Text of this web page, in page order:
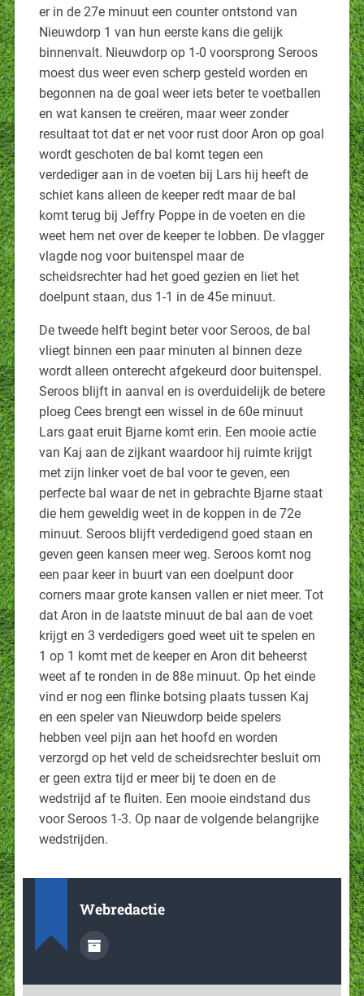
er in de 27e minuut een counter ontstond van
Nieuwdorp 1 van hun eerste kans die gelijk
binnenvalt. Nieuwdorp op 1-0 voorsprong Seroos
moest dus weer even scherp gesteld worden en
begonnen na de goal weer iets beter te voetballen
en wat kansen te creëren, maar weer zonder
resultaat tot dat er net voor rust door Aron op goal
wordt geschoten de bal komt tegen een
verdediger aan in de voeten bij Lars hij heeft de
schiet kans alleen de keeper redt maar de bal
komt terug bij Jeffry Poppe in de voeten en die
weet hem net over de keeper te lobben. De vlagger
vlagde nog voor buitenspel maar de
scheidsrechter had het goed gezien en liet het
doelpunt staan, dus 1-1 in de 45e minuut.
De tweede helft begint beter voor Seroos, de bal
vliegt binnen een paar minuten al binnen deze
wordt alleen onterecht afgekeurd door buitenspel.
Seroos blijft in aanval en is overduidelijk de betere
ploeg Cees brengt een wissel in de 60e minuut
Lars gaat eruit Bjarne komt erin. Een mooie actie
van Kaj aan de zijkant waardoor hij ruimte krijgt
met zijn linker voet de bal voor te geven, een
perfecte bal waar de net in gebrachte Bjarne staat
die hem geweldig weet in de koppen in de 72e
minuut. Seroos blijft verdedigend goed staan en
geven geen kansen meer weg. Seroos komt nog
een paar keer in buurt van een doelpunt door
corners maar grote kansen vallen er niet meer. Tot
dat Aron in de laatste minuut de bal aan de voet
krijgt en 3 verdedigers goed weet uit te spelen en
1 op 1 komt met de keeper en Aron dit beheerst
weet af te ronden in de 88e minuut. Op het einde
vind er nog een flinke botsing plaats tussen Kaj
en een speler van Nieuwdorp beide spelers
hebben veel pijn aan het hoofd en worden
verzorgd op het veld de scheidsrechter besluit om
er geen extra tijd er meer bij te doen en de
wedstrijd af te fluiten. Een mooie eindstand dus
voor Seroos 1-3. Op naar de volgende belangrijke
wedstrijden.
Webredactie